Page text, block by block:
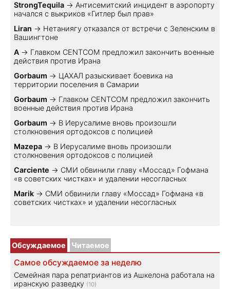
StrongTequila → Антисемитский инцидент в аэропорту
начался с выкриков «Гитлер был прав»
Liran → Нетаниягу отказался от встречи с Зеленским в
Вашингтоне
A → Главком CENTCOM предложил закончить военные
действия против Ирана
Gorbaum → ЦАХАЛ разыскивает боевика на
территории поселения в Самарии
Gorbaum → Главком CENTCOM предложил закончить
военные действия против Ирана
Gorbaum → В Иерусалиме вновь произошли
столкновения ортодоксов с полицией
Mazepa → В Иерусалиме вновь произошли
столкновения ортодоксов с полицией
Carciente → СМИ обвинили главу «Моссад» Гофмана
«в советских чистках» и удалении несогласных
Marik → СМИ обвинили главу «Моссад» Гофмана «в
советских чистках» и удалении несогласных
Обсуждаемое Читаемое
Самое обсуждаемое за неделю
Семейная пара репатриантов из Ашкелона работала на
иранскую разведку (10)